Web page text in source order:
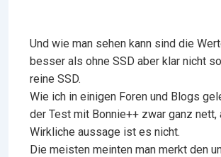
Und wie man sehen kann sind die
besser als ohne SSD aber klar nicht
reine SSD.
Wie ich in einigen Foren und Blogs
der Test mit Bonnie++ zwar ganz nett,
Wirkliche aussage ist es nicht.
Die meisten meinten man merkt den